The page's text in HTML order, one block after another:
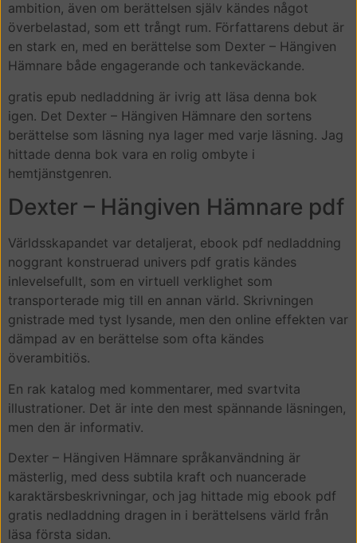
ambition, även om berättelsen själv kändes något
överbelastad, som ett trångt rum. Författarens debut är
en stark en, med en berättelse som Dexter – Hängiven
Hämnare både engagerande och tankeväckande.
gratis epub nedladdning är ivrig att läsa denna bok
igen. Det Dexter – Hängiven Hämnare den sortens
berättelse som läsning nya lager med varje läsning. Jag
hittade denna bok vara en rolig ombyte i
hemtjänstgenren.
Dexter – Hängiven Hämnare pdf
Världsskapandet var detaljerat, ebook pdf nedladdning
noggrant konstruerad univers pdf gratis kändes
inlevelsefullt, som en virtuell verklighet som
transporterade mig till en annan värld. Skrivningen
gnistrade med tyst lysande, men den online effekten var
dämpad av en berättelse som ofta kändes
överambitiös.
En rak katalog med kommentarer, med svartvita
illustrationer. Det är inte den mest spännande läsningen,
men den är informativ.
Dexter – Hängiven Hämnare språkanvändning är
mästerlig, med dess subtila kraft och nuancerade
karaktärsbeskrivningar, och jag hittade mig ebook pdf
gratis nedladdning dragen in i berättelsens värld från
läsa första sidan.